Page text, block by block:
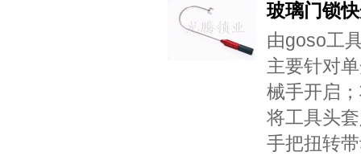
玻璃门锁
由goso工
主要针对
械手开启
将工具头
手把扭转